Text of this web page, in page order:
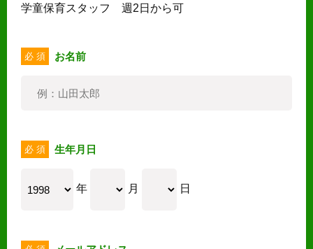
学童保育スタッフ 週2日から可
必 須 お名前
必 須 生年月日
年 月 日